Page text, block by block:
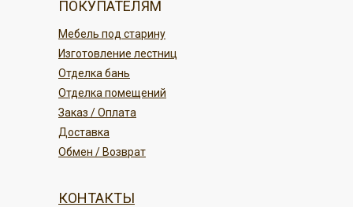
Отделка бань
Изготовление лестниц
Мебель под старину
ПОКУПАТЕЛЯМ
КОНТАКТЫ
Обмен / Возврат
Отделка помещений
Заказ / Оплата
Доставка